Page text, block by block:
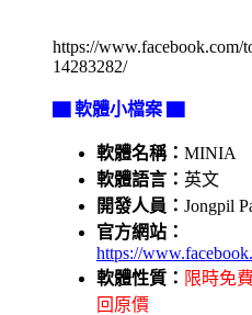
https://www.facebook.com/
14283282/
▇ 軟體小檔案 ▇
軟體名稱： MINIA
軟體語言： 英文
開發人員： Jongpil
官方網站：
https://
軟體性質： 限時免
回原價